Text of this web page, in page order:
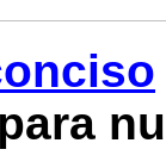
para